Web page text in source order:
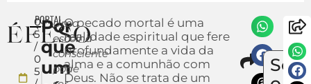
0
5
/
0
5
Por
que
um
Uma
escolha
consciente
pode
O pecado mortal é uma
realidade espiritual que fere
profundamente a vida da
alma e a comunhão com
Deus. Não se trata de um